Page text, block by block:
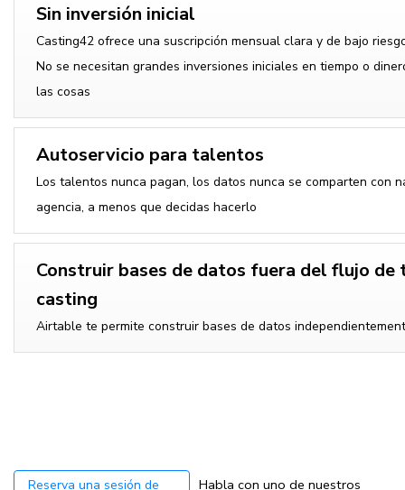
Sin inversión inicial
Casting42 ofrece una suscripción mensual clara y de bajo
No se necesitan grandes inversiones iniciales en tiempo o
las cosas
Autoservicio para talentos
Los talentos nunca pagan, los datos nunca se comparten con
agencia, a menos que decidas hacerlo
Construir bases de datos fuera del flujo de
casting
Airtable te permite construir bases de datos
Reserva una sesión de
Habla con uno de nuestros